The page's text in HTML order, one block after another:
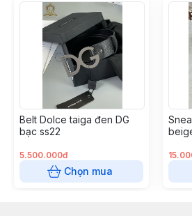
Belt Dolce taiga đen DG
bạc ss22
5.500.000đ
Chọn mua